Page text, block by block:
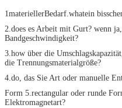
1materiellerBedarf.whatein
2.does es Arbeit mit Gurt? wenn
Bandgeschwindigkeit?
3.how über die
die Trennungsmaterialgröße?
4.do, das Sie Art oder manuelle
Form 5.rectangular oder runde
Elektromagnetart?